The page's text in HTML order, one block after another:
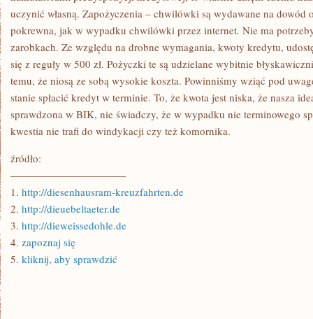
uczynić własną. Zapożyczenia – chwilówki są wydawane na dowód
pokrewna, jak w wypadku chwilówki przez internet. Nie ma
zarobkach. Ze względu na drobne wymagania, kwoty kredytu,
się z reguły w 500 zł. Pożyczki te są udzielane wybitnie
temu, że niosą ze sobą wysokie koszta. Powinniśmy wziąć pod
stanie spłacić kredyt w terminie. To, że kwota jest niska, że nasza
sprawdzona w BIK, nie świadczy, że w wypadku nie terminowego
kwestia nie trafi do windykacji czy też komornika.
źródło:
———————————
1. http://diesenhausram-kreuzfahrten.de
2. http://dieuebeltaeter.de
3. http://dieweissedohle.de
4. zapoznaj się
5. kliknij, aby sprawdzić